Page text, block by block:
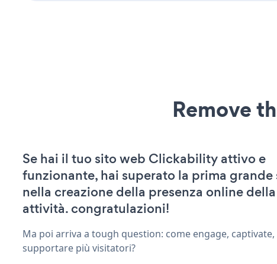
Remove
Se hai il tuo sito web Clickability attivo e
funzionante, hai superato la prima grande
nella creazione della presenza online
attività. congratulazioni!
Ma poi arriva a tough question: come engage,
supportare più visitatori?